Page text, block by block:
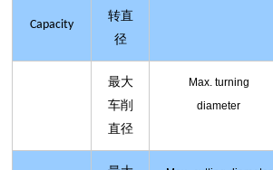
Capacity
转直
径
最大
车削
直径
Max.turning
diameter